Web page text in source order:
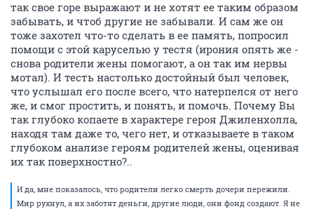
так свое горе выражают и не хотят ее таким образом
забывать, и чтоб другие не забывали. И сам же он
тоже захотел что-то сделать в ее память, попросил
помощи с этой каруселью у тестя (ирония опять же -
снова родители жены помогают, а он так им нервы
мотал). И тесть настолько достойный был человек,
что услышал его после всего, что натерпелся от него
же, и смог простить, и понять, и помочь. Почему Вы
так глубоко копаете в характере героя Джиленхолла,
находя там даже то, чего нет, и отказываете в таком
глубоком анализе героям родителей жены, оценивая
их так поверхностно?..
И да, мне показалось, что родители легко смерть дочери пережили.
Мир рухнул, а их заботят деньги, другие люди, они фонд создают. Я не